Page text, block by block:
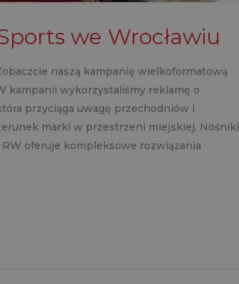
we Wrocławiu
naszą kampanię wielkoformatową
kampanii wykorzystaliśmy reklamę o
przyciąga uwagę przechodniów i
marki w przestrzeni miejskiej. Nośniki
oferuje kompleksowe rozwiązania